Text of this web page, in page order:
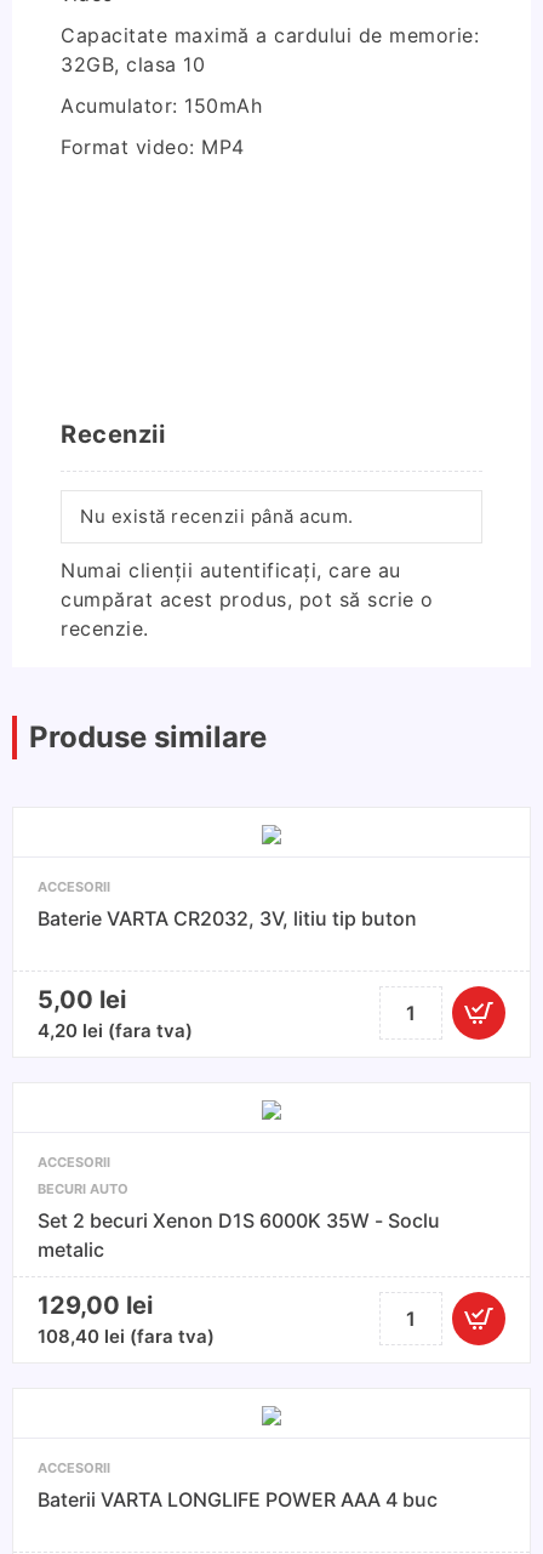
Capacitate maximă a cardului de memorie:
32GB, clasa 10
Acumulator: 150mAh
Format video: MP4
Recenzii
Nu există recenzii până acum.
Numai clienții autentificați, care au
cumpărat acest produs, pot să scrie o
recenzie.
Produse similare
ACCESORII
Baterie VARTA CR2032, 3V, litiu tip buton
5,00 lei
4,20 lei (fara tva)
Cantitate
Baterie
ACCESORII
BECURI AUTO
Set 2 becuri Xenon D1S 6000K 35W - Soclu
metalic
129,00 lei
108,40 lei (fara tva)
Cantitate
Set
35W
ACCESORII
Baterii VARTA LONGLIFE POWER AAA 4 buc